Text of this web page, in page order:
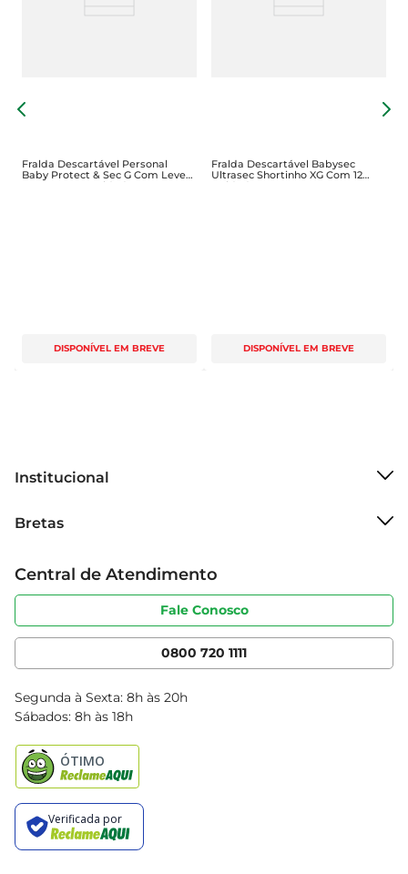
Fralda Descartável Personal
Baby Protect & Sec G Com Leve
60 Pague5 7 Unidades
DISPONÍVEL EM BREVE
Fralda Descartável Babysec
Ultrasec Shortinho XG Com 12
Unidades
DISPONÍVEL EM BREVE
Institucional
Grupo Cencosud
Sobre privacidade
Portal do fornecedor
Cencosud Media
Bretas
Produtos Bretas
Código de ética
Serviços
Clube Bretas
Blog Bretas
Black Friday
Central de Atendimento
Fale Conosco
0800 720 1111
Segunda à Sexta: 8h às 20h
Sábados: 8h às 18h